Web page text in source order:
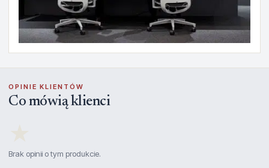
OPINIE KLIENTÓW
Co mówią klienci
Brak opinii o tym produkcie.